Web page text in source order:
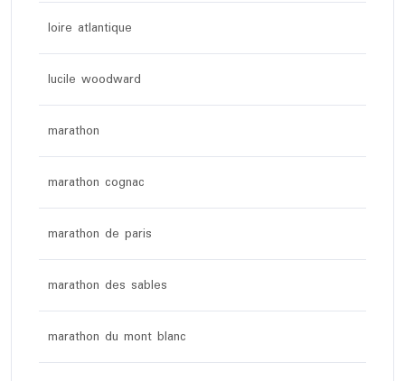
loire atlantique
lucile woodward
marathon
marathon cognac
marathon de paris
marathon des sables
marathon du mont blanc